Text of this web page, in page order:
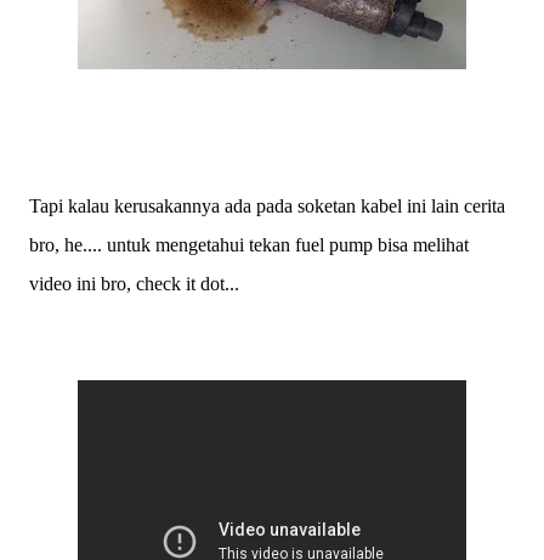
Tapi kalau kerusakannya ada pada soketan kabel ini lain cerita
bro, he.... untuk mengetahui tekan fuel pump bisa melihat
video ini bro, check it dot...